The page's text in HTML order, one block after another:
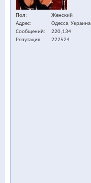
Пол
Женский
Адрес
Одесса, Украина
Сообщений
220,134
Репутация
222524